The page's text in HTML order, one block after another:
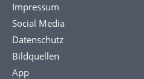
Impressum
Social Media
Datenschutz
Bildquellen
App